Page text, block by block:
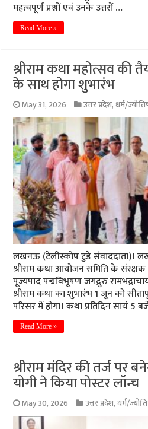
महत्वपूर्ण प्रश्नों एवं उनके उत्तरों …
Read More »
श्रीराम कथा महोत्सव की
के साथ होगा शुभारंभ
May 31, 2026 उत्तर प्रदेश, धर्म/
लखनऊ (टेलीस्कोप टुडे संवाददाता)।
श्रीराम कथा आयोजन समिति के संरक्षक
पूज्यपाद पद्मविभूषण जगद्गुरु
श्रीराम कथा का शुभारंभ 1 जून को
परिसर में होगा। कथा प्रतिदिन सायं 5
Read More »
श्रीराम मंदिर की तर्ज पर
योगी ने किया पोस्टर लॉन्च
May 30, 2026 उत्तर प्रदेश, धर्म/